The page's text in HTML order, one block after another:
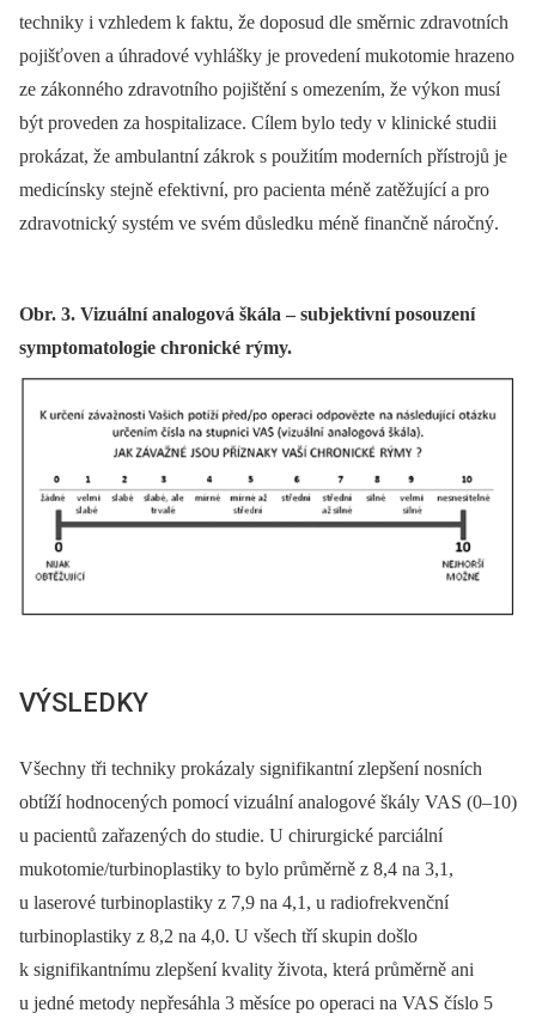
techniky i vzhledem k faktu, že doposud dle směrnic zdravotních
pojišťoven a úhradové vyhlášky je provedení mukotomie hrazeno
ze zákonného zdravotního pojištění s omezením, že výkon musí
být proveden za hospitalizace. Cílem bylo tedy v klinické studii
prokázat, že ambulantní zákrok s použitím moderních přístrojů je
medicínsky stejně efektivní, pro pacienta méně zatěžující a pro
zdravotnický systém ve svém důsledku méně finančně náročný.
Obr. 3. Vizuální analogová škála – subjektivní posouzení
symptomatologie chronické rýmy.
VÝSLEDKY
Všechny tři techniky prokázaly signifikantní zlepšení nosních
obtíží hodnocených pomocí vizuální analogové škály VAS (0–10)
u pacientů zařazených do studie. U chirurgické parciální
mukotomie/turbinoplastiky to bylo průměrně z 8,4 na 3,1,
u laserové turbinoplastiky z 7,9 na 4,1, u radiofrekvenční
turbinoplastiky z 8,2 na 4,0. U všech tří skupin došlo
k signifikantnímu zlepšení kvality života, která průměrně ani
u jedné metody nepřesáhla 3 měsíce po operaci na VAS číslo 5